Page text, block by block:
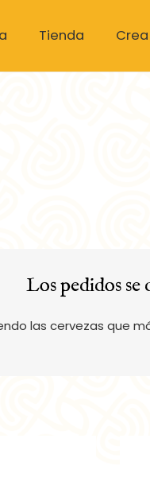
Tienda
Los pedidos se
las cervezas que